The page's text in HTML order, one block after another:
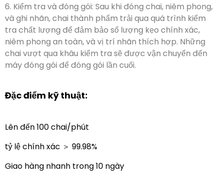
6. Kiểm tra và đóng gói: Sau khi đóng chai, niêm phong,
và ghi nhãn, chai thành phẩm trải qua quá trình kiểm
tra chất lượng để đảm bảo số lượng kẹo chính xác,
niêm phong an toàn, và vị trí nhãn thích hợp. Những
chai vượt qua khâu kiểm tra sẽ được vận chuyển đến
máy đóng gói để đóng gói lần cuối.
Đặc điểm kỹ thuật:
Lên đến 100 chai/phút
tỷ lệ chính xác ＞ 99.98%
Giao hàng nhanh trong 10 ngày